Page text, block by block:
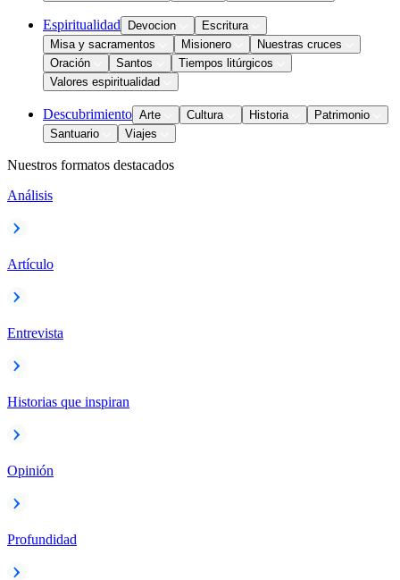
Espiritualidad Devocion
Escritura
Misa y sacramentos
Misionero
Nuestras cruces
Oración
Santos
Tiempos litúrgicos
Valores espiritualidad
Descubrimiento Arte Cultura Historia
Patrimonio
Santuario
Viajes
Nuestros formatos destacados
Análisis
Artículo
Entrevista
Historias que inspiran
Opinión
Profundidad